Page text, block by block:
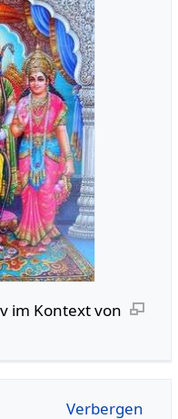
im Kontext von